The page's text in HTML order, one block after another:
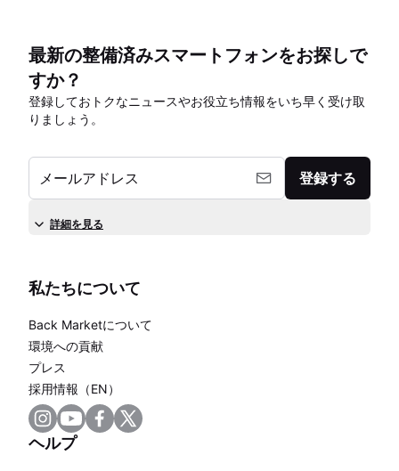
最新の整備済みスマートフォンをお探しで
すか？
登録しておトクなニュースやお役立ち情報をいち早く受け取
りましょう。
メールアドレス 登録する
詳細を見る
私たちについて
Back Marketについて
環境への貢献
プレス
採用情報（EN）
ヘルプ